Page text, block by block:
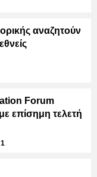
αναζητούν
Forum
επίσημη τελετή